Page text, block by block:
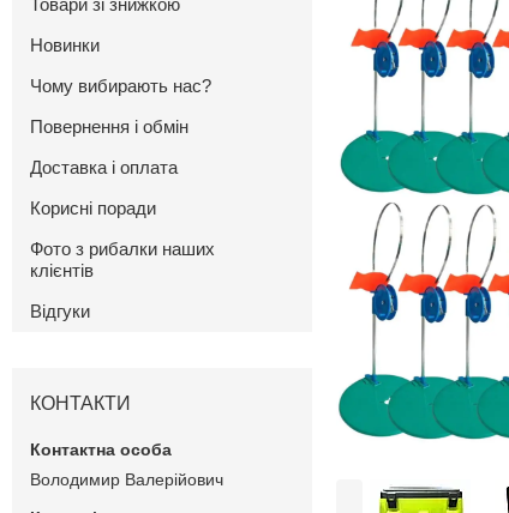
Товари зі знижкою
Новинки
Чому вибирають нас?
Повернення і обмін
Доставка і оплата
Корисні поради
Фото з рибалки наших
клієнтів
Відгуки
КОНТАКТИ
Володимир Валерійович